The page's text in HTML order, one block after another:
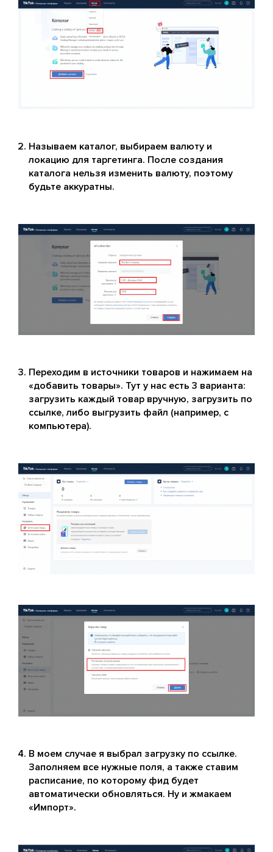
Называем каталог, выбираем валюту и
локацию для таргетинга. После создания
каталога нельзя изменить валюту, поэтому
будьте аккуратны.
Переходим в источники товаров и нажимаем на
«добавить товары». Тут у нас есть 3 варианта:
загрузить каждый товар вручную, загрузить по
ссылке, либо выгрузить файл (например, с
компьютера).
В моем случае я выбрал загрузку по ссылке.
Заполняем все нужные поля, а также ставим
расписание, по которому фид будет
автоматически обновляться. Ну и жмакаем
«Импорт».